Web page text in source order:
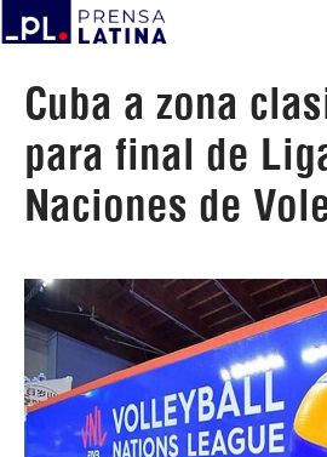
Cuba a zona
para final de
Naciones de